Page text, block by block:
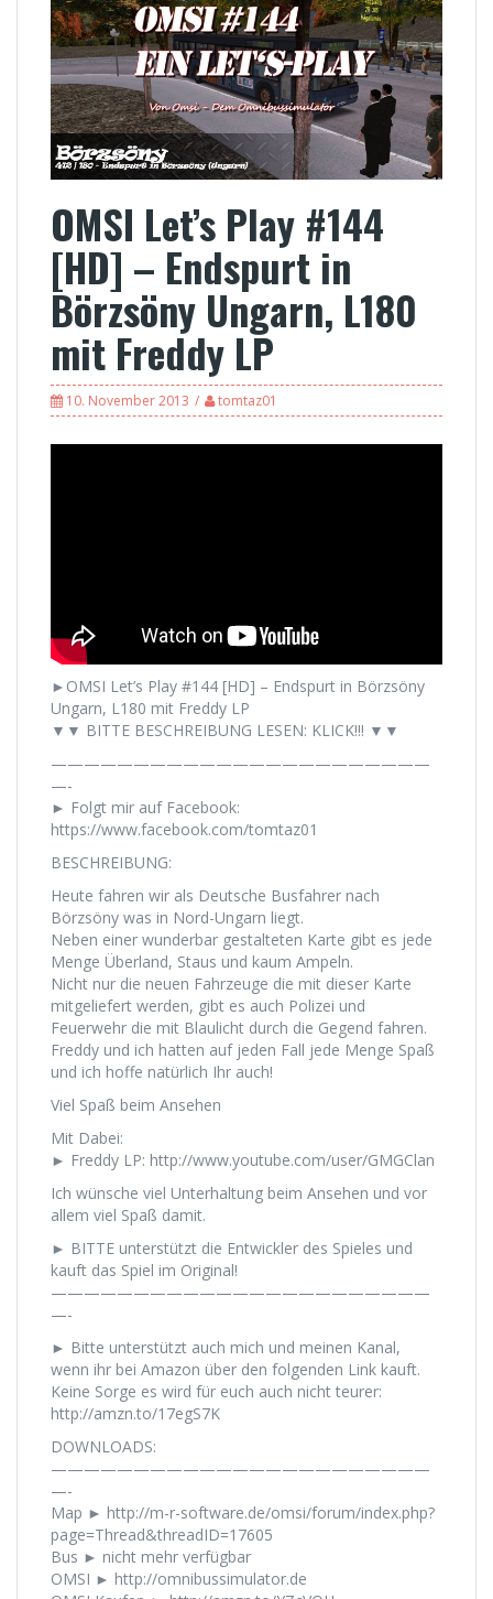
OMSI Let’s Play #144
[HD] – Endspurt in
Börzsöny Ungarn, L180
mit Freddy LP
10. November 2013 tomtaz01
►OMSI Let’s Play #144 [HD] – Endspurt in Börzsöny
Ungarn, L180 mit Freddy LP
▼▼ BITTE BESCHREIBUNG LESEN: KLICK!!! ▼▼
———————————————————————
—-
► Folgt mir auf Facebook:
https://www.facebook.com/tomtaz01
BESCHREIBUNG:
Heute fahren wir als Deutsche Busfahrer nach
Börzsöny was in Nord-Ungarn liegt.
Neben einer wunderbar gestalteten Karte gibt es jede
Menge Überland, Staus und kaum Ampeln.
Nicht nur die neuen Fahrzeuge die mit dieser Karte
mitgeliefert werden, gibt es auch Polizei und
Feuerwehr die mit Blaulicht durch die Gegend fahren.
Freddy und ich hatten auf jeden Fall jede Menge Spaß
und ich hoffe natürlich Ihr auch!
Viel Spaß beim Ansehen
Mit Dabei:
► Freddy LP: http://www.youtube.com/user/GMGClan
Ich wünsche viel Unterhaltung beim Ansehen und vor
allem viel Spaß damit.
► BITTE unterstützt die Entwickler des Spieles und
kauft das Spiel im Original!
———————————————————————
—-
► Bitte unterstützt auch mich und meinen Kanal,
wenn ihr bei Amazon über den folgenden Link kauft.
Keine Sorge es wird für euch auch nicht teurer:
http://amzn.to/17egS7K
DOWNLOADS:
———————————————————————
—-
Map ► http://m-r-software.de/omsi/forum/index.php?
page=Thread&threadID=17605
Bus ► nicht mehr verfügbar
OMSI ► http://omnibussimulator.de